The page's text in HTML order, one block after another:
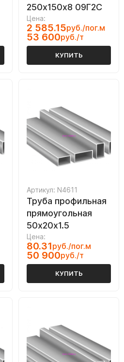
250х150х8 09Г2С
Цена:
2 585.15руб./пог.м
53 600руб./т
КУПИТЬ
Артикул: N4611
Труба профильная
прямоугольная
50х20х1.5
Цена:
80.31руб./пог.м
50 900руб./т
КУПИТЬ